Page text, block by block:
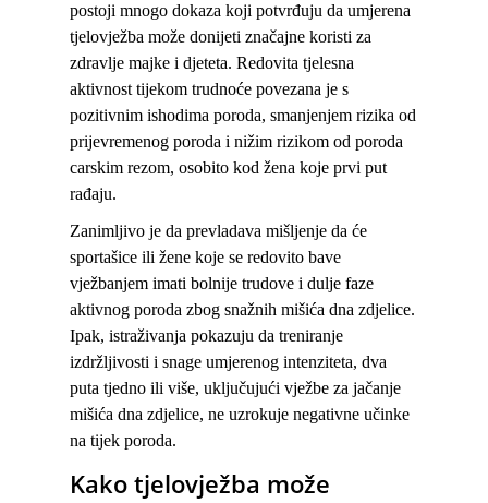
postoji mnogo dokaza koji potvrđuju da umjerena
tjelovježba može donijeti značajne koristi za
zdravlje majke i djeteta. Redovita tjelesna
aktivnost tijekom trudnoće povezana je s
pozitivnim ishodima poroda, smanjenjem rizika od
prijevremenog poroda i nižim rizikom od poroda
carskim rezom, osobito kod žena koje prvi put
rađaju.
Zanimljivo je da prevladava mišljenje da će
sportašice ili žene koje se redovito bave
vježbanjem imati bolnije trudove i dulje faze
aktivnog poroda zbog snažnih mišića dna zdjelice.
Ipak, istraživanja pokazuju da treniranje
izdržljivosti i snage umjerenog intenziteta, dva
puta tjedno ili više, uključujući vježbe za jačanje
mišića dna zdjelice, ne uzrokuje negativne učinke
na tijek poroda.
Kako tjelovježba može